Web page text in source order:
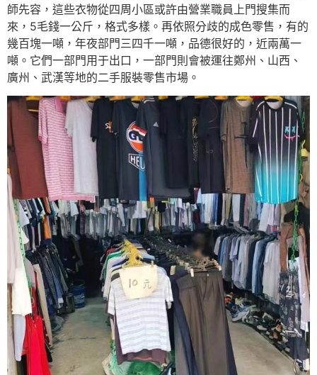
師先容，這些衣物從四周小區或許由營業職員上門搜集而
來，5毛錢一公斤，格式多樣。再依照分歧的成色零售，有的
幾百塊一噸，年夜部門三四千一噸，品德很好的，近兩萬一
噸。它們一部門用于出口，一部門則會被運往鄭州、山西、
廣州、武漢等地的二手服裝零售市場。